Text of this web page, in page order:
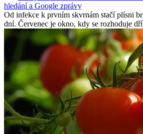
hledání a Google zprávy
Od infekce k prvním skvrnám stačí plísni
dní. Červenec je okno, kdy se rozhoduje